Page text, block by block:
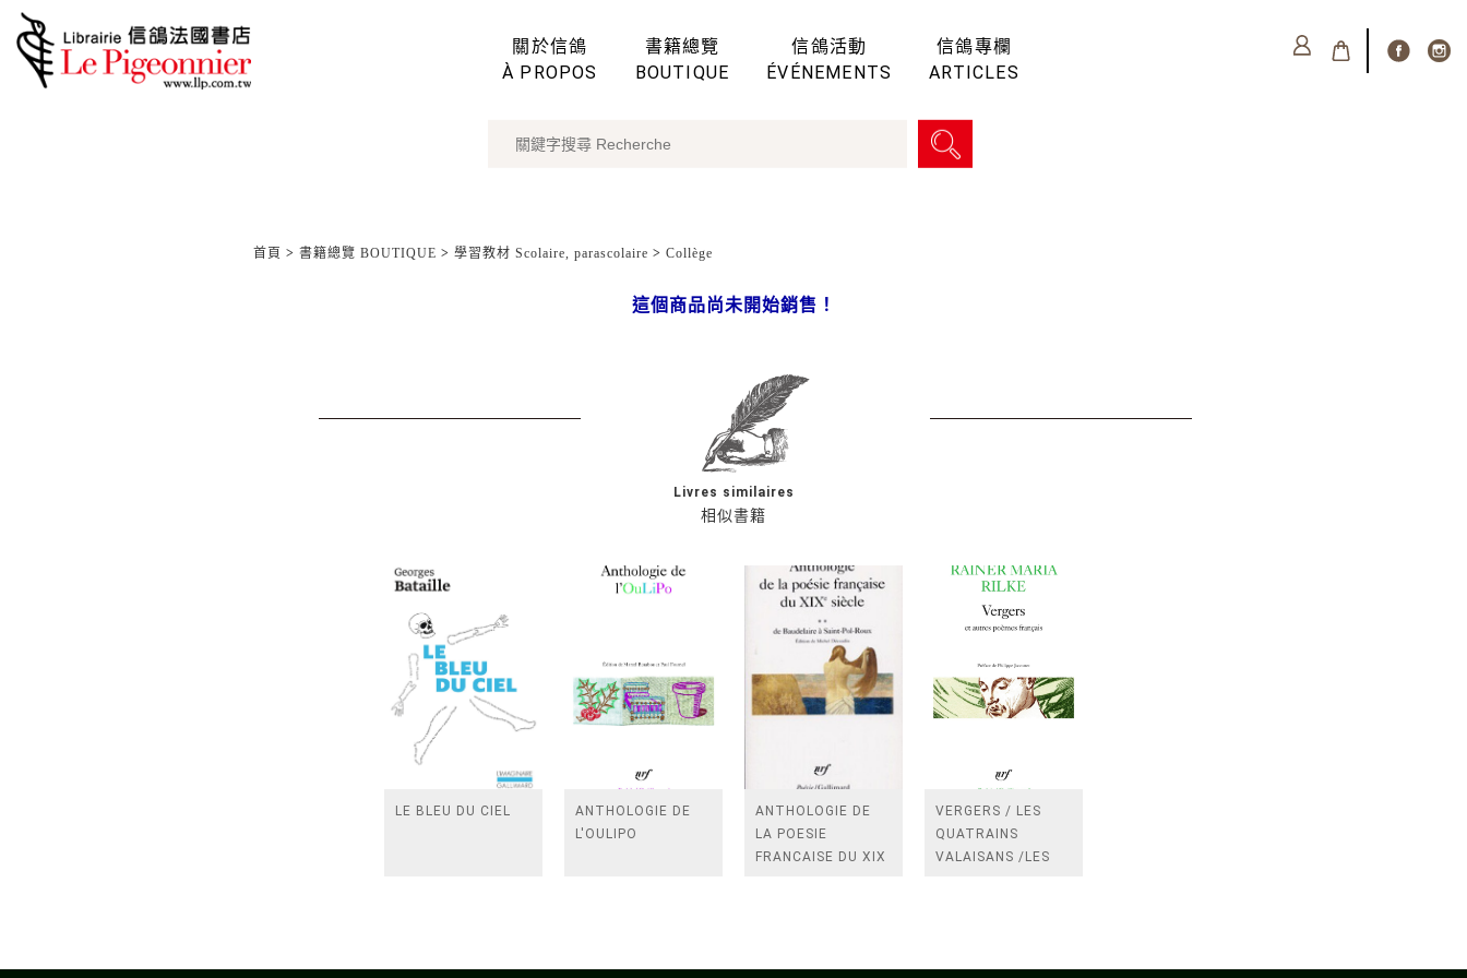
關於信鴿
À PROPOS
書籍總覽
BOUTIQUE
信鴿活動
ÉVÉNEMENTS
信鴿專欄
ARTICLES
首頁 > 書籍總覽 BOUTIQUE > 學習教材 Scolaire, parascolaire > Collège
這個商品尚未開始銷售！
相似書籍
Livres similaires
LE BLEU DU CIEL
ANTHOLOGIE DE
L'OULIPO
ANTHOLOGIE DE
LA POESIE
FRANCAISE DU XIX
VERGERS / LES
QUATRAINS
VALAISANS /LES